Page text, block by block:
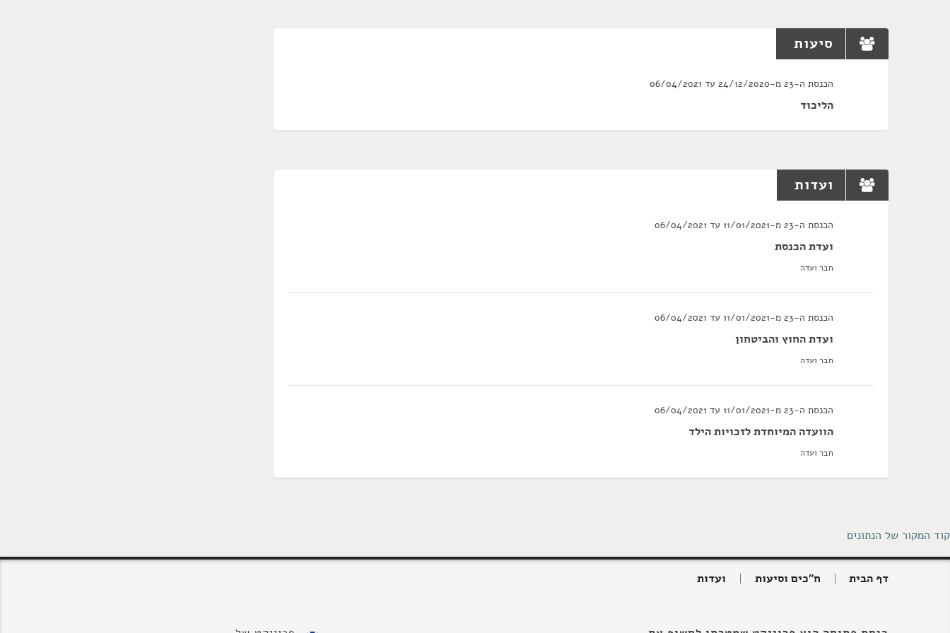
סיעות
הכנסת ה-23 מ-24/12/2020 עד 06/04/2021
הליכוד
ועדות
הכנסת ה-23 מ-11/01/2021 עד 06/04/2021
ועדת הכנסת
חבר ועדה
הכנסת ה-23 מ-11/01/2021 עד 06/04/2021
ועדת החוץ והביטחון
חבר ועדה
הכנסת ה-23 מ-11/01/2021 עד 06/04/2021
הוועדה המיוחדת לזכויות הילד
חבר ועדה
קוד המקור של הנתונים
דף הבית ח"כים וסיעות ועדות